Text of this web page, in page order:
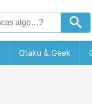
Otaku & Geek